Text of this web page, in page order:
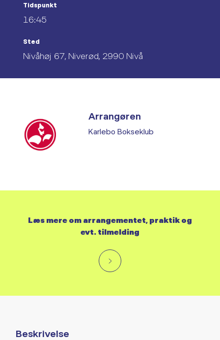
Tidspunkt
16:45
Sted
Nivåhøj 67, Niverød, 2990 Nivå
Beskrivelse
Arrangøren
Karlebo Bokseklub
Læs mere om arrangementet, praktik og
evt. tilmelding